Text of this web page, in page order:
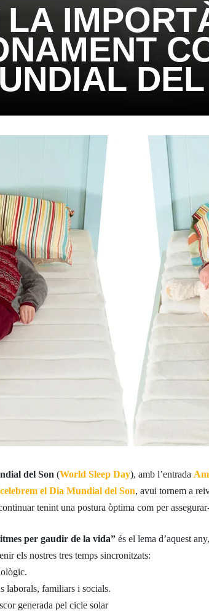
del Son (World Sleep Day), amb l’entrada
el Dia Mundial del Son, avui tornem a
tenint una postura òptima com per
per gaudir de la vida”és el lema d’aquest
els nostres tres temps sincronitzats:
laborals, familiars i socials.
generada pel cicle solar